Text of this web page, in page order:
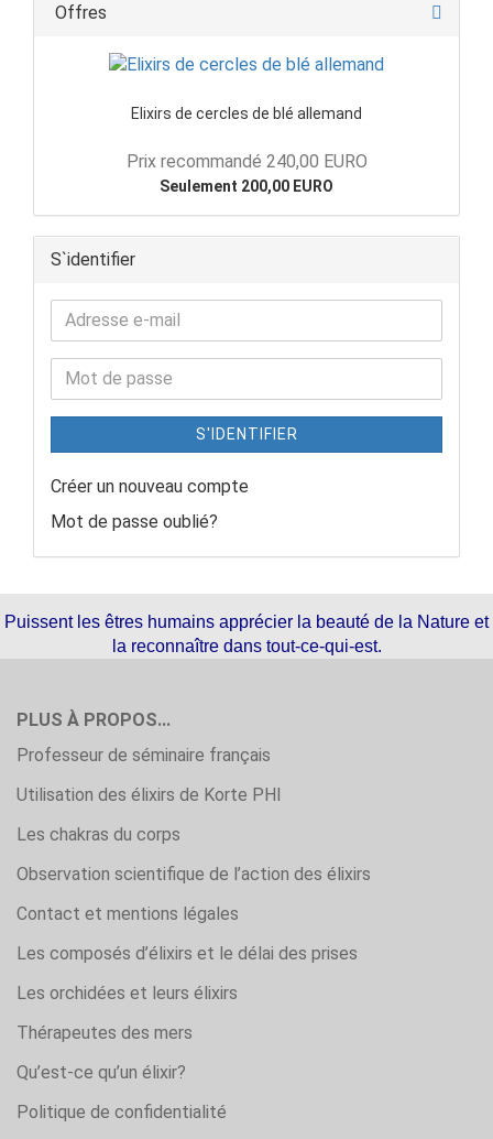
Offres
Elixirs de cercles de blé allemand
Prix recommandé 240,00 EURO
Seulement 200,00 EURO
S`identifier
S'IDENTIFIER
Créer un nouveau compte
Mot de passe oublié?
Puissent les êtres humains apprécier la beauté de la Nature et
la reconnaître dans tout-ce-qui-est.
PLUS À PROPOS...
Professeur de séminaire français
Utilisation des élixirs de Korte PHI
Les chakras du corps
Observation scientifique de l’action des élixirs
Contact et mentions légales
Les composés d’élixirs et le délai des prises
Les orchidées et leurs élixirs
Thérapeutes des mers
Qu’est-ce qu’un élixir?
Politique de confidentialité